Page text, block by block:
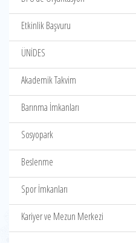
Etkinlik Başvuru
ÜNİDES
Akademik Takvim
Barınma İmkanları
Sosyopark
Beslenme
Spor İmkanları
Kariyer ve Mezun Merkezi